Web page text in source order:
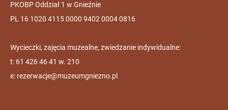
PKOBP Oddział 1 w Gnieźnie
PL 16 1020 4115 0000 9402 0004 0816
Wycieczki, zajęcia muzealne, zwiedzanie indywidualne:
t: 61 426 46 41 w. 210
e: rezerwacje@muzeumgniezno.pl